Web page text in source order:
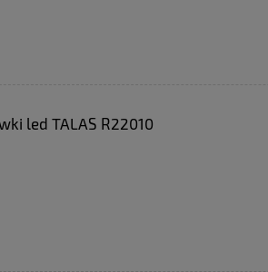
led TALAS R22010